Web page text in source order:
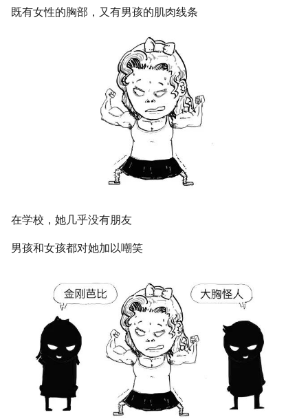
既有女性的胸部，又有男孩的肌肉线条
在学校，她几乎没有朋友
男孩和女孩都对她加以嘲笑